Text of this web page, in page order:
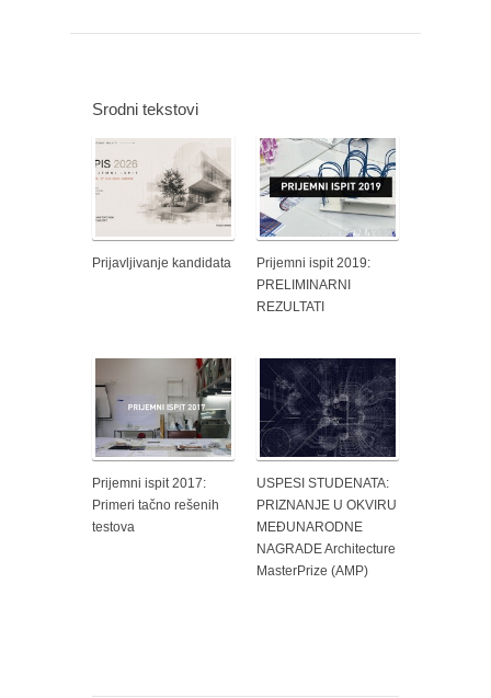
Srodni tekstovi
Prijavljivanje kandidata
Prijemni ispit 2019:
PRELIMINARNI
REZULTATI
Prijemni ispit 2017:
Primeri tačno rešenih
testova
USPESI STUDENATA:
PRIZNANJE U OKVIRU
MEĐUNARODNE
NAGRADE Architecture
MasterPrize (AMP)